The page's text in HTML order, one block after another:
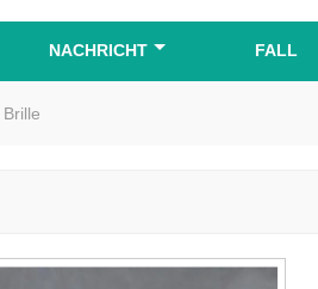
NACHRICHT FALL
Brille